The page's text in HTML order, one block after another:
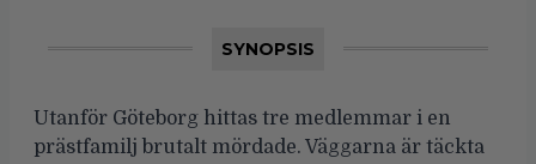
SYNOPSIS
Utanför Göteborg hittas tre medlemmar i en
prästfamilj brutalt mördade. Väggarna är täckta